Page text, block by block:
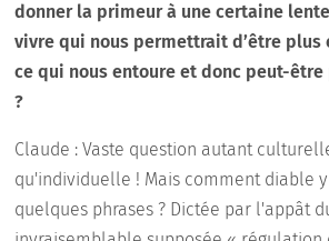
donner la primeur à une certaine
vivre qui nous permettrait d’être plus
ce qui nous entoure et donc peut-être
?
Claude : Vaste question autant
qu'individuelle ! Mais comment diable
quelques phrases ? Dictée par l'appât